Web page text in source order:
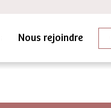
Nous rejoindre